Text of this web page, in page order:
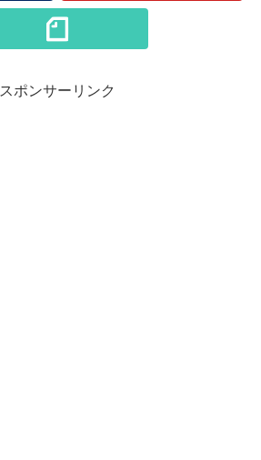
スポンサーリンク